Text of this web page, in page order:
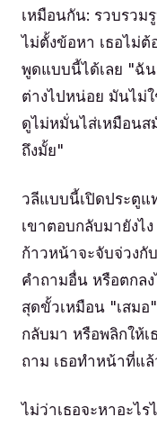
เหมือนกัน: รวบรวม
ไม่ตั้งข้อหา เธอไม่ต้
พูดแบบนี้ได้เลย "ฉัน
ต่างไปหน่อย มันไม่
ดูไม่หมั่นไส่เหมือนส
ถึงมั้ย"
วลีแบบนี้เปิดประตูแ
เขาตอบกลับมายังไ
ก้าวหน้าจะจับจ่วงกั
คำถามอื่น หรือตกล
สุดขั้วเหมือน "เสมอ
กลับมา หรือพลิกให้เ
ถาม เธอทำหน้าที่แล้
ไม่ว่าเธอจะหาอะไ